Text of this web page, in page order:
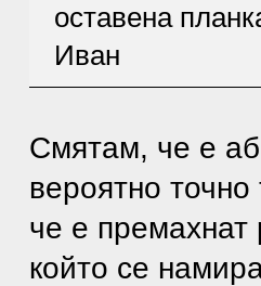
оставена
Иван
Смятам, че е
вероятно
че е премахнат
който се